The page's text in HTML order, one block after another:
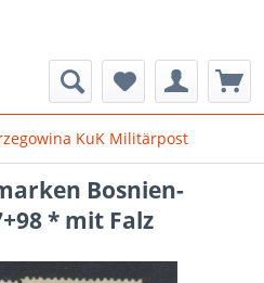
KuK Militärpost
Bosnien-
* mit Falz